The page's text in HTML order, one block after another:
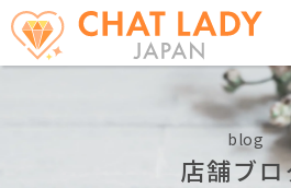
blog
店舗ブ